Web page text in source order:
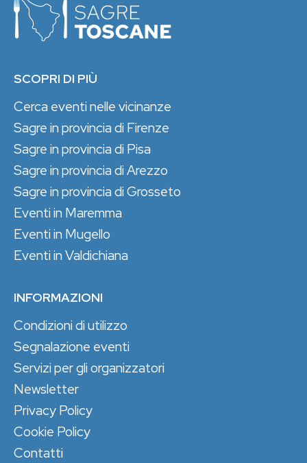
SCOPRI DI PIÙ
Cerca eventi nelle vicinanze
Sagre in provincia di Firenze
Sagre in provincia di Pisa
Sagre in provincia di Arezzo
Sagre in provincia di Grosseto
Eventi in Maremma
Eventi in Mugello
Eventi in Valdichiana
INFORMAZIONI
Condizioni di utilizzo
Segnalazione eventi
Servizi per gli organizzatori
Newsletter
Privacy Policy
Cookie Policy
Contatti